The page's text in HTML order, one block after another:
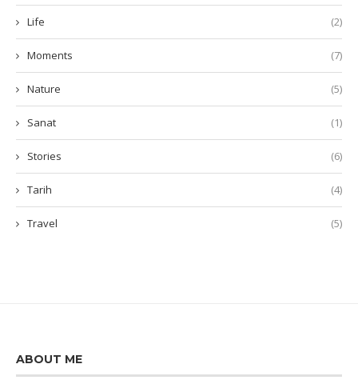
Life (2)
Moments (7)
Nature (5)
Sanat (1)
Stories (6)
Tarih (4)
Travel (5)
ABOUT ME